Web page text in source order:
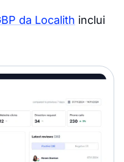
da Localith inclui